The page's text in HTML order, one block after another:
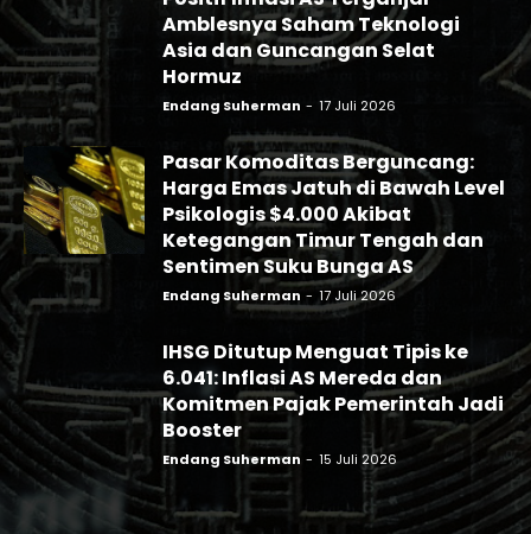
Amblesnya Saham Teknologi
Asia dan Guncangan Selat
Hormuz
Endang Suherman - 17 Juli 2026
Pasar Komoditas Berguncang:
Harga Emas Jatuh di Bawah Level
Psikologis $4.000 Akibat
Ketegangan Timur Tengah dan
Sentimen Suku Bunga AS
Endang Suherman - 17 Juli 2026
IHSG Ditutup Menguat Tipis ke
6.041: Inflasi AS Mereda dan
Komitmen Pajak Pemerintah Jadi
Booster
Endang Suherman - 15 Juli 2026